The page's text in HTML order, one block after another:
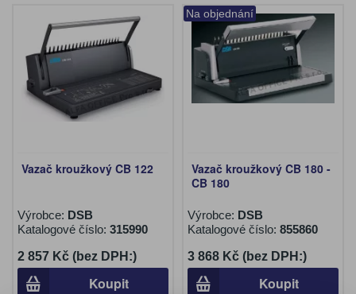
Vazač kroužkový CB 122
Výrobce: DSB
Katalogové číslo: 315990
2 857 Kč (bez DPH:)
Koupit
Na objednání
Vazač kroužkový CB 180 -
CB 180
Výrobce: DSB
Katalogové číslo: 855860
3 868 Kč (bez DPH:)
Koupit